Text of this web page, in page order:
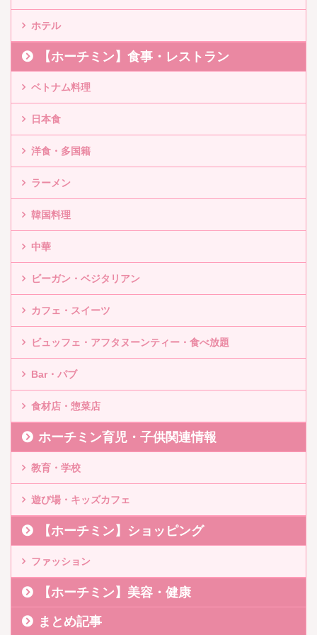
ホテル
【ホーチミン】食事・レストラン
ベトナム料理
日本食
洋食・多国籍
ラーメン
韓国料理
中華
ビーガン・ベジタリアン
カフェ・スイーツ
ビュッフェ・アフタヌーンティー・食べ放題
Bar・パブ
食材店・惣菜店
ホーチミン育児・子供関連情報
教育・学校
遊び場・キッズカフェ
【ホーチミン】ショッピング
ファッション
【ホーチミン】美容・健康
まとめ記事